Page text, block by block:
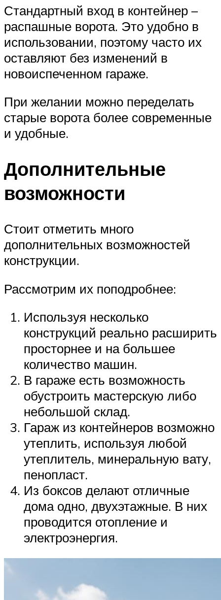
Стандартный вход в контейнер –
распашные ворота. Это удобно в
использовании, поэтому часто их
оставляют без изменений в
новоиспеченном гараже.
При желании можно переделать
старые ворота более современные
и удобные.
Дополнительные
возможности
Стоит отметить много
дополнительных возможностей
конструкции.
Рассмотрим их поподробнее:
Используя несколько
конструкций реально расширить
просторнее и на большее
количество машин.
В гараже есть возможность
обустроить мастерскую либо
небольшой склад.
Гараж из контейнеров возможно
утеплить, используя любой
утеплитель, минеральную вату,
пенопласт.
Из боксов делают отличные
дома одно, двухэтажные. В них
проводится отопление и
электроэнергия.